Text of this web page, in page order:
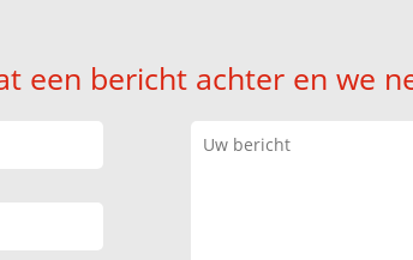
een bericht achter en we